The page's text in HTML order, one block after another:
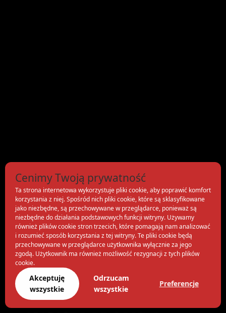
Cenimy Twoją prywatność
Ta strona internetowa wykorzystuje pliki cookie, aby poprawić komfort
korzystania z niej. Spośród nich pliki cookie, które są sklasyfikowane
jako niezbędne, są przechowywane w przeglądarce, ponieważ są
niezbędne do działania podstawowych funkcji witryny. Używamy
również plików cookie stron trzecich, które pomagają nam analizować
i rozumieć sposób korzystania z tej witryny. Te pliki cookie będą
przechowywane w przeglądarce użytkownika wyłącznie za jego
zgodą. Użytkownik ma również możliwość rezygnacji z tych plików
cookie.
Akceptuję
wszystkie
Odrzucam
wszystkie
Preferencje